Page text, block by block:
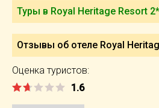
Туры в Royal Heritage Resort 2*
Отзывы об отеле Royal
Оценка туристов:
1.6